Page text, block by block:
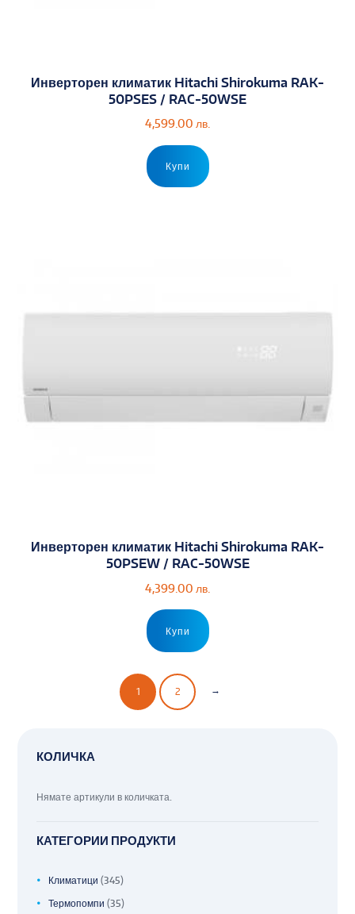
Инверторен климатик Hitachi Shirokuma RAK-
50PSES / RAC-50WSE
4,599.00 лв.
Купи
Инверторен климатик Hitachi Shirokuma RAK-
50PSEW / RAC-50WSE
4,399.00 лв.
Купи
1 2 →
КОЛИЧКА
Нямате артикули в количката.
КАТЕГОРИИ ПРОДУКТИ
Климатици (345)
Термопомпи (35)